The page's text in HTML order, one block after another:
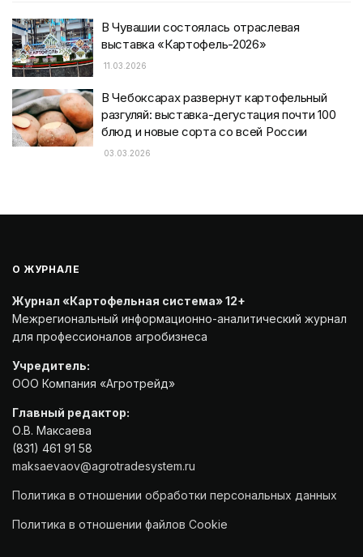
В Чувашии состоялась отраслевая
выставка «Картофель-2026»
11.03.2026
В Чебоксарах развернут картофельный
разгуляй: выставка-дегустация почти 100
блюд и новые сорта со всей России
03.03.2026
О ЖУРНАЛЕ
Журнал «Картофельная система» 12+
Межрегиональный информационно-аналитический журнал
для профессионалов агробизнеса
Учредитель:
ООО Компания «Агротрейд»
Главный редактор:
О.В. Максаева
(831) 461 91 58
maksaevaov@agrotradesystem.ru
Политика в отношении обработки персональных данных
Политика в отношении файлов Cookie